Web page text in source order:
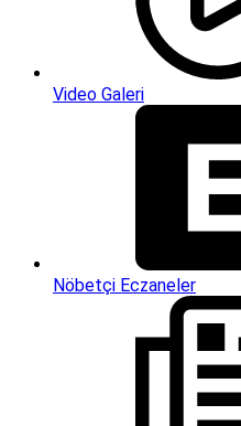
Video Galeri
Nöbetçi Eczaneler